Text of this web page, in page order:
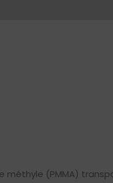
méthyle (PMMA)